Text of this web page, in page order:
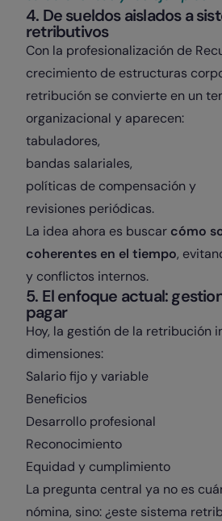
4. De sueldos aislados a
retributivos
Con la profesionalización de
crecimiento de estructuras
retribución se convierte en un
organizacional y aparecen:
tabuladores,
bandas salariales,
políticas de compensación y
revisiones periódicas.
La idea ahora es buscar cómo
coherentes en el tiempo,
y conflictos internos.
5. El enfoque actual:
pagar
Hoy, la gestión de la retribución
dimensiones:
Salario fijo y variable
Beneficios
Desarrollo profesional
Reconocimiento
Equidad y cumplimiento
La pregunta central ya no es
nómina, sino: ¿este sistema